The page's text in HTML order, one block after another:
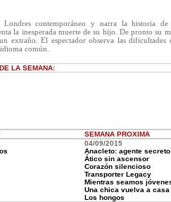
Londres contemporáneo y narra la historia
la inesperada muerte de su hijo. De pronto su
extraño. El espectador observa las dificultades
común.
LA SEMANA:
SEMANA PROXIMA
04/09/2015
Anacleto: agente secreto
Ático sin ascensor
Corazón silencioso
Transporter Legacy
Mientras seamos
Una chica vuelva a
Los hongos